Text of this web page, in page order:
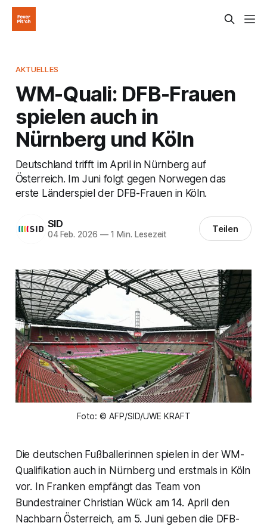
AKTUELLES
WM-Quali: DFB-Frauen
spielen auch in
Nürnberg und Köln
Deutschland trifft im April in Nürnberg auf
Österreich. Im Juni folgt gegen Norwegen das
erste Länderspiel der DFB-Frauen in Köln.
SID
04 Feb. 2026 —1 Min. Lesezeit Teilen
Foto: © AFP/SID/UWE KRAFT
Die deutschen Fußballerinnen spielen in der WM-
Qualifikation auch in Nürnberg und erstmals in Köln
vor. In Franken empfängt das Team von
Bundestrainer Christian Wück am 14. April den
Nachbarn Österreich, am 5. Juni geben die DFB-